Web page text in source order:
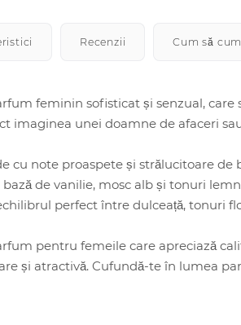
Recenzii Cum să
feminin sofisticat și senzual,
imaginea unei doamne de afaceri
cu note proaspete și strălucitoare
de vanilie, mosc alb și tonuri
perfect între dulceață, tonuri
pentru femeile care apreciază
și atractivă. Cufundă-te în lumea